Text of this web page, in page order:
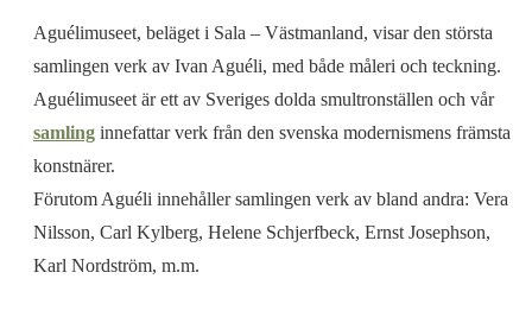
Aguélimuseet, beläget i Sala – Västmanland, visar den största
samlingen verk av Ivan Aguéli, med både måleri och teckning.
Aguélimuseet är ett av Sveriges dolda smultronställen och vår
samling innefattar verk från den svenska modernismens främsta
konstnärer.
Förutom Aguéli innehåller samlingen verk av bland andra: Vera
Nilsson, Carl Kylberg, Helene Schjerfbeck, Ernst Josephson,
Karl Nordström, m.m.